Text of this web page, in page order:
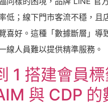
低；線下門市客流不穩，且
喜好。這種「數據斷層」導
線人員難以提供精準服務。
1 搭建會員標
與 CDP 的